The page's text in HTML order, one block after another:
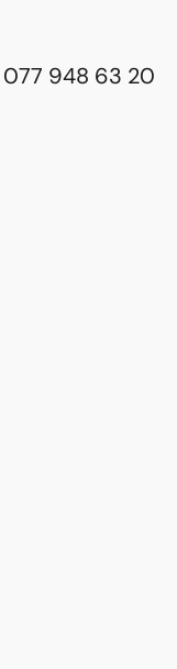
077 948 63 20